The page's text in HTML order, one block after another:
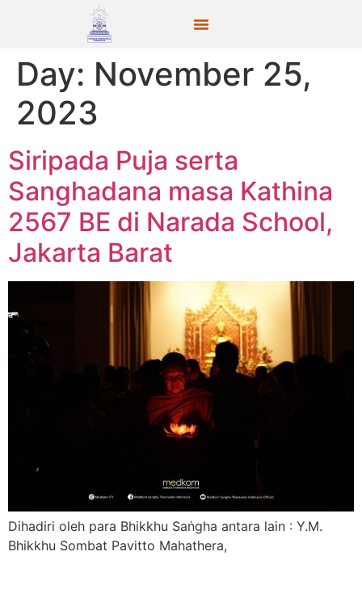
Day: November 25,
2023
Siripada Puja serta
Sanghadana masa Kathina
2567 BE di Narada School,
Jakarta Barat
Dihadiri oleh para Bhikkhu Saṅgha antara lain : Y.M.
Bhikkhu Sombat Pavitto Mahathera,